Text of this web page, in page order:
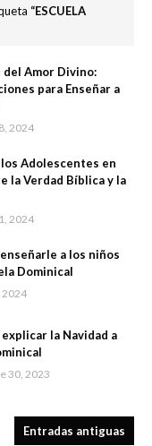
ESCUELA
del Amor Divino:
para Enseñar a
2024
Adolescentes en
la Verdad Bíblica y la
2024
a los niños
Dominical
2024
la Navidad a
30, 2023
Entradas antiguas